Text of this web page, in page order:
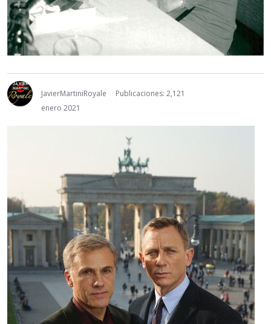
JavierMartiniRoyale
Publicaciones: 2,121
enero 2021